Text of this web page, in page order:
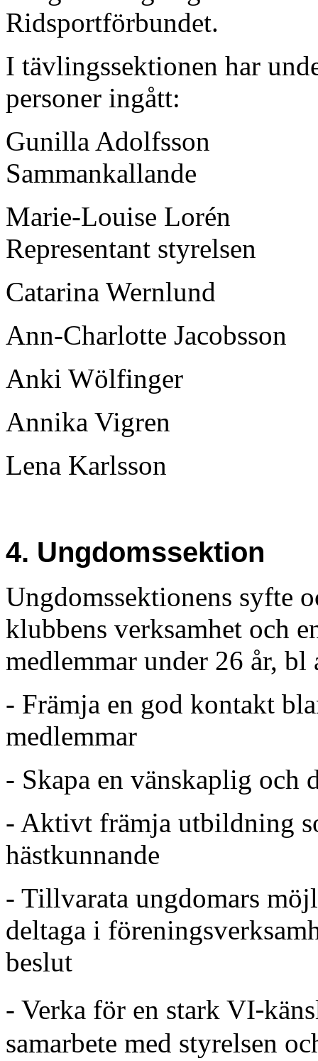
Ridsportförbundet.
I tävlingssektionen har
personer ingått:
Gunilla Adolfsson
Sammankallande
Marie-Louise Lorén
Representant styrelsen
Catarina Wernlund
Ann-Charlotte Jacobsson
Anki Wölfinger
Annika Vigren
Lena Karlsson
4. Ungdomssektion
Ungdomssektionens syfte
klubbens verksamhet och
medlemmar under 26 år, bl
- Främja en god kontakt
medlemmar
- Skapa en vänskaplig och
- Aktivt främja utbildning
hästkunnande
- Tillvarata ungdomars
deltaga i
beslut
- Verka för en stark VI‐
samarbete med styrelsen